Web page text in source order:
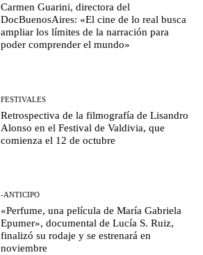
Carmen Guarini, directora del
DocBuenosAires: «El cine de lo real busca
ampliar los límites de la narración para
poder comprender el mundo»
FESTIVALES
Retrospectiva de la filmografía de Lisandro
Alonso en el Festival de Valdivia, que
comienza el 12 de octubre
-ANTICIPO
«Perfume, una película de María Gabriela
Epumer», documental de Lucía S. Ruiz,
finalizó su rodaje y se estrenará en
noviembre